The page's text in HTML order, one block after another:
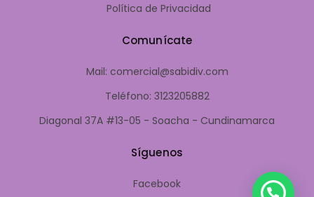
Política de Privacidad
Comunícate
Mail: comercial@sabidiv.com
Teléfono: 3123205882
Diagonal 37A #13-05 - Soacha - Cundinamarca
Síguenos
Facebook